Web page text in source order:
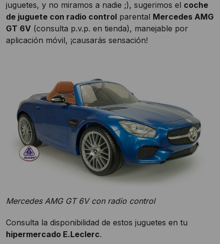
juguetes, y no miramos a nadie ;), sugerimos el coche
de juguete con radio control parental Mercedes AMG
GT 6V (consulta p.v.p. en tienda), manejable por
aplicación móvil, ¡causarás sensación!
Mercedes AMG GT 6V con radio control
Consulta la disponibilidad de estos juguetes en tu
hipermercado E.Leclerc.